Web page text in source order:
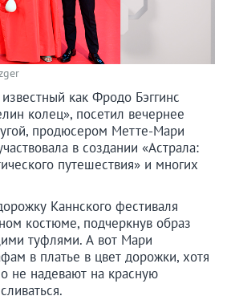
как Фродо Бэггинс
колец», посетил вечернее
продюсером Метте-Мари
в создании «Астрала:
путешествия» и многих
Каннского фестиваля
костюме, подчеркнув образ
туфлями. А вот Мари
в платье в цвет дорожки, хотя
не надевают на красную